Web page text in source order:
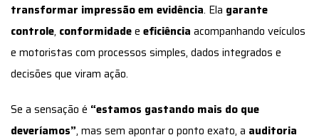
transformar impressão em evidência. Ela garante
controle, conformidadee eficiência acompanhando veículos
e motoristas com processos simples, dados integrados e
decisões que viram ação.
Se a sensação é “estamos gastando mais do que
deveríamos”, mas sem apontar o ponto exato, a auditoria